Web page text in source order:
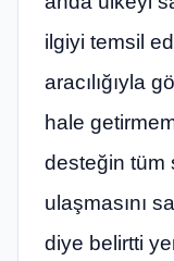
ilgiyi temsil
aracılığıyla
hale
desteğin tüm
ulaşmasını
diye belirtti